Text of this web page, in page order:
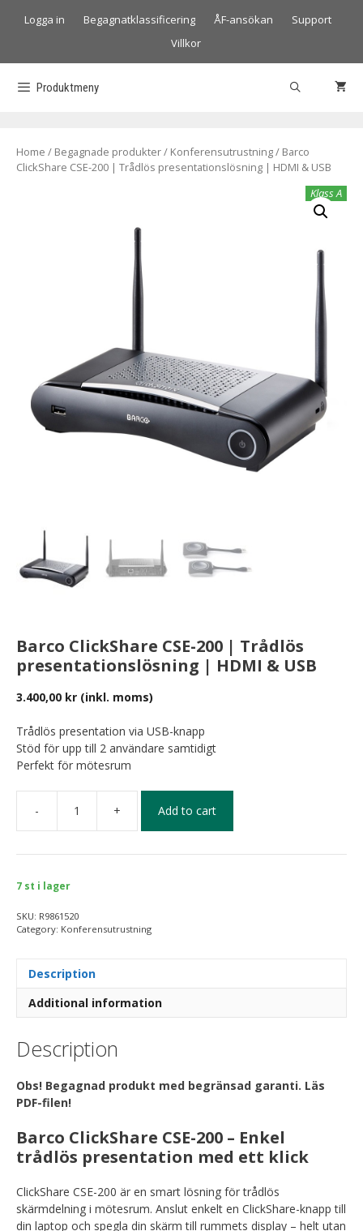
Logga in Begagnatklassificering ÅF-ansökan
Support
Villkor
Produktmeny
Home / Begagnade produkter/ Konferensutrustning/ Barco
ClickShare CSE-200 | Trådlös presentationslösning | HDMI & USB
Barco ClickShare CSE-200 | Trådlös
presentationslösning | HDMI & USB
3.400,00 kr (inkl. moms)
Trådlös presentation via USB-knapp
Stöd för upp till 2 användare samtidigt
Perfekt för mötesrum
- + Add to cart
7 st i lager
SKU: R9861520
Category: Konferensutrustning
Klass A
Description
Additional information
Description
Obs! Begagnad produkt med begränsad garanti. Läs
PDF-filen!
Barco ClickShare CSE-200 – Enkel
trådlös presentation med ett klick
ClickShare CSE-200 är en smart lösning för trådlös
skärmdelning i mötesrum. Anslut enkelt en ClickShare-knapp till
din laptop och spegla din skärm till rummets display – helt utan